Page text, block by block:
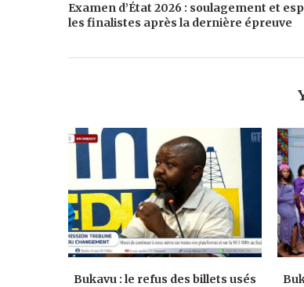
Examen d’État 2026 : soulagement et
les finalistes après la dernière épreuve
Bukavu : le refus des billets usés